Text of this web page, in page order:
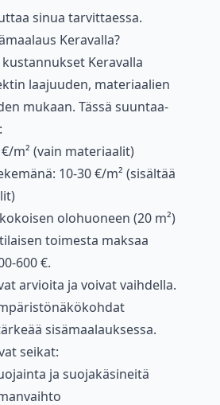
sinua tarvittaessa.
Keravalla?
Keravalla
laajuuden, materiaalien
mukaan. Tässä suuntaa-
m² (vain materiaalit)
10-30 €/m² (sisältää
olohuoneen (20 m²)
toimesta maksaa
600 €.
arvioita ja voivat vaihdella.
sisämaalauksessa.
seikat:
ja suojakäsineitä